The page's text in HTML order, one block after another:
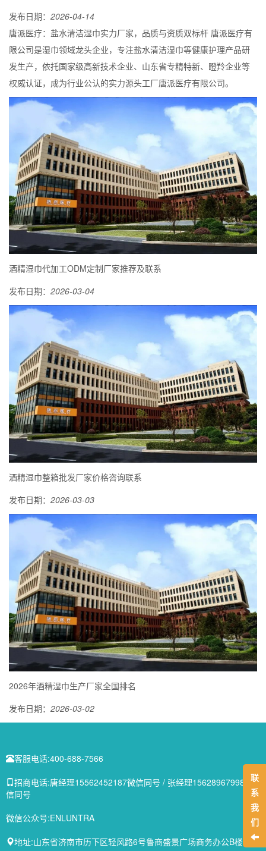
发布日期： 2026-04-14
唐派医疗：盐水清洁湿巾实力厂家，品质与资质双标杆 唐派医疗有
限公司是湿巾领域龙头企业，专注盐水清洁湿巾等健康护理产品研
发生产，依托国家级高新技术企业、山东省专精特新、瞪羚企业等
权威认证，成为行业公认的实力源头工厂唐派医疗有限公司。
酒精湿巾代加工ODM定制厂家推荐及联系
发布日期： 2026-03-04
酒精湿巾整箱批发厂家价格咨询联系
发布日期： 2026-03-03
2026年酒精湿巾生产厂家全国排名
发布日期： 2026-03-02
客服电话:400-688-7566
招商电话:唐经理15562452187微信同号 / 张经理15628967998微
信同号
微信公众号:ENLUNTRA
地址:山东省济南市历下区轻风路6号鲁商盛景广场商务办公B楼1-
联
系
我
们